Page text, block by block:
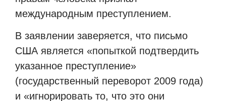
международным преступлением.
В заявлении заверяется, что письмо
США является «попыткой подтвердить
указанное преступление»
(государственный переворот 2009 года)
и «игнорировать то, что это они